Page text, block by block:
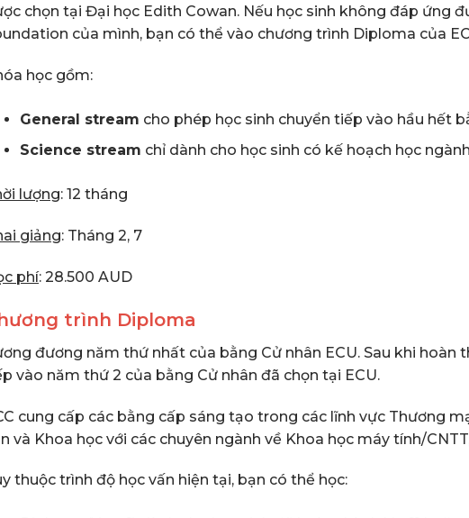
chọn tại Đại học Edith Cowan. Nếu học sinh không đáp ứng
của mình, bạn có thể vào chương trình Diploma của
học gồm:
General stream cho phép học sinh chuyển tiếp vào hầu hết
Science stream chỉ dành cho học sinh có kế hoạch học
lượng: 12 tháng
giảng: Tháng 2, 7
phí: 28.500 AUD
trình Diploma
đương năm thứ nhất của bằng Cử nhân ECU. Sau khi
vào năm thứ 2 của bằng Cử nhân đã chọn tại ECU.
cung cấp các bằng cấp sáng tạo trong các lĩnh vực Thương
và Khoa học với các chuyên ngành về Khoa học máy tính/
thuộc trình độ học vấn hiện tại, bạn có thể học: